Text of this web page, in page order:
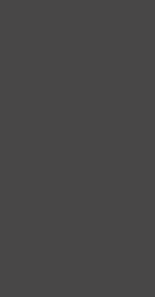
の処方が
などを改
ぴったり
る美容と
紫外線が
気にして
📞 お
約はこち